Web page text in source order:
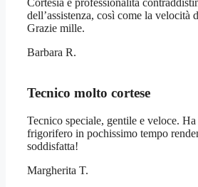
Cortesia e professionalità
dell’assistenza, così come la velocità
Grazie mille.
Barbara R.
Tecnico molto cortese
Tecnico speciale, gentile e veloce.
frigorifero in pochissimo tempo
soddisfatta!
Margherita T.